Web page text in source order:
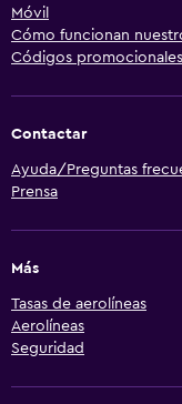
Móvil
Cómo funcionan
Códigos
Contactar
Ayuda/Preguntas
Prensa
Más
Tasas de aerolíneas
Aerolíneas
Seguridad